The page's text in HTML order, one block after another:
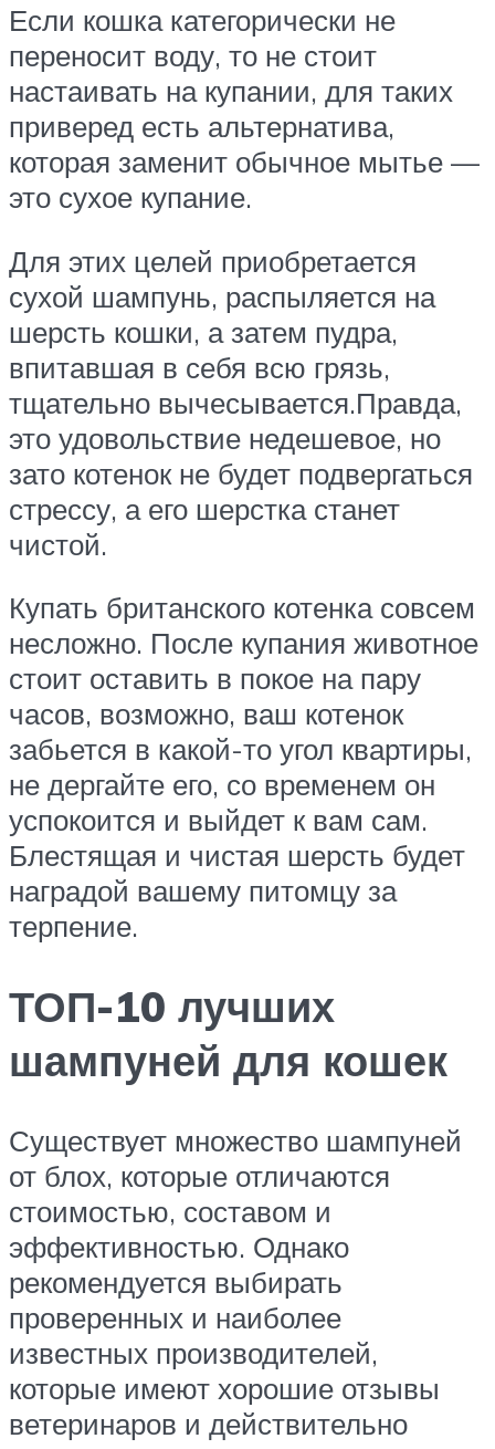
Если кошка категорически не
переносит воду, то не стоит
настаивать на купании, для таких
приверед есть альтернатива,
которая заменит обычное мытье —
это сухое купание.
Для этих целей приобретается
сухой шампунь, распыляется на
шерсть кошки, а затем пудра,
впитавшая в себя всю грязь,
тщательно вычесывается.Правда,
это удовольствие недешевое, но
зато котенок не будет подвергаться
стрессу, а его шерстка станет
чистой.
Купать британского котенка совсем
несложно. После купания животное
стоит оставить в покое на пару
часов, возможно, ваш котенок
забьется в какой-то угол квартиры,
не дергайте его, со временем он
успокоится и выйдет к вам сам.
Блестящая и чистая шерсть будет
наградой вашему питомцу за
терпение.
ТОП-10 лучших
шампуней для кошек
Существует множество шампуней
от блох, которые отличаются
стоимостью, составом и
эффективностью. Однако
рекомендуется выбирать
проверенных и наиболее
известных производителей,
которые имеют хорошие отзывы
ветеринаров и действительно